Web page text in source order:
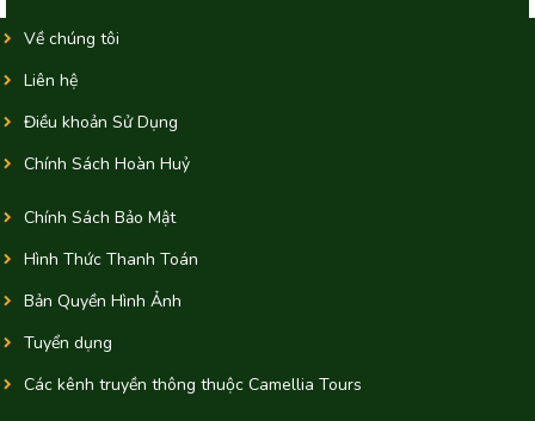
Về chúng tôi
Liên hệ
Điều khoản Sử Dụng
Chính Sách Hoàn Huỷ
Chính Sách Bảo Mật
Hình Thức Thanh Toán
Bản Quyền Hình Ảnh
Tuyển dụng
Các kênh truyền thông thuộc Camellia Tours